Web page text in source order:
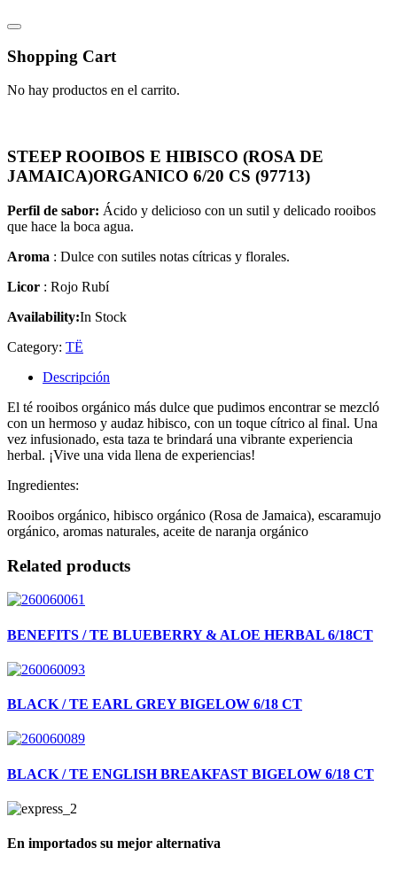
Shopping Cart
No hay productos en el carrito.
STEEP ROOIBOS E HIBISCO (ROSA DE
JAMAICA)ORGANICO 6/20 CS (97713)
Perfil de sabor: Ácido y delicioso con un sutil y delicado rooibos
que hace la boca agua.
Aroma : Dulce con sutiles notas cítricas y florales.
Licor : Rojo Rubí
Availability:In Stock
Category: TË
Descripción
El té rooibos orgánico más dulce que pudimos encontrar se mezcló
con un hermoso y audaz hibisco, con un toque cítrico al final. Una
vez infusionado, esta taza te brindará una vibrante experiencia
herbal. ¡Vive una vida llena de experiencias!
Ingredientes:
Rooibos orgánico, hibisco orgánico (Rosa de Jamaica), escaramujo
orgánico, aromas naturales, aceite de naranja orgánico
Related products
BENEFITS / TE BLUEBERRY & ALOE HERBAL 6/18CT
BLACK / TE EARL GREY BIGELOW 6/18 CT
BLACK / TE ENGLISH BREAKFAST BIGELOW 6/18 CT
En importados su mejor alternativa